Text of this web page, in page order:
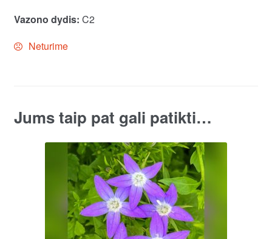
Vazono dydis: C2
Neturime
Jums taip pat gali patikti…